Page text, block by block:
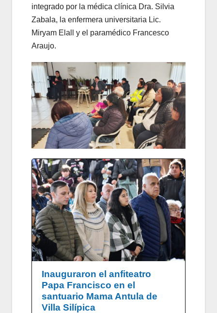
integrado por la médica clínica Dra. Silvia
Zabala, la enfermera universitaria Lic.
Miryam Elall y el paramédico Francesco
Araujo.
Inauguraron el anfiteatro
Papa Francisco en el
santuario Mama Antula de
Villa Silípica